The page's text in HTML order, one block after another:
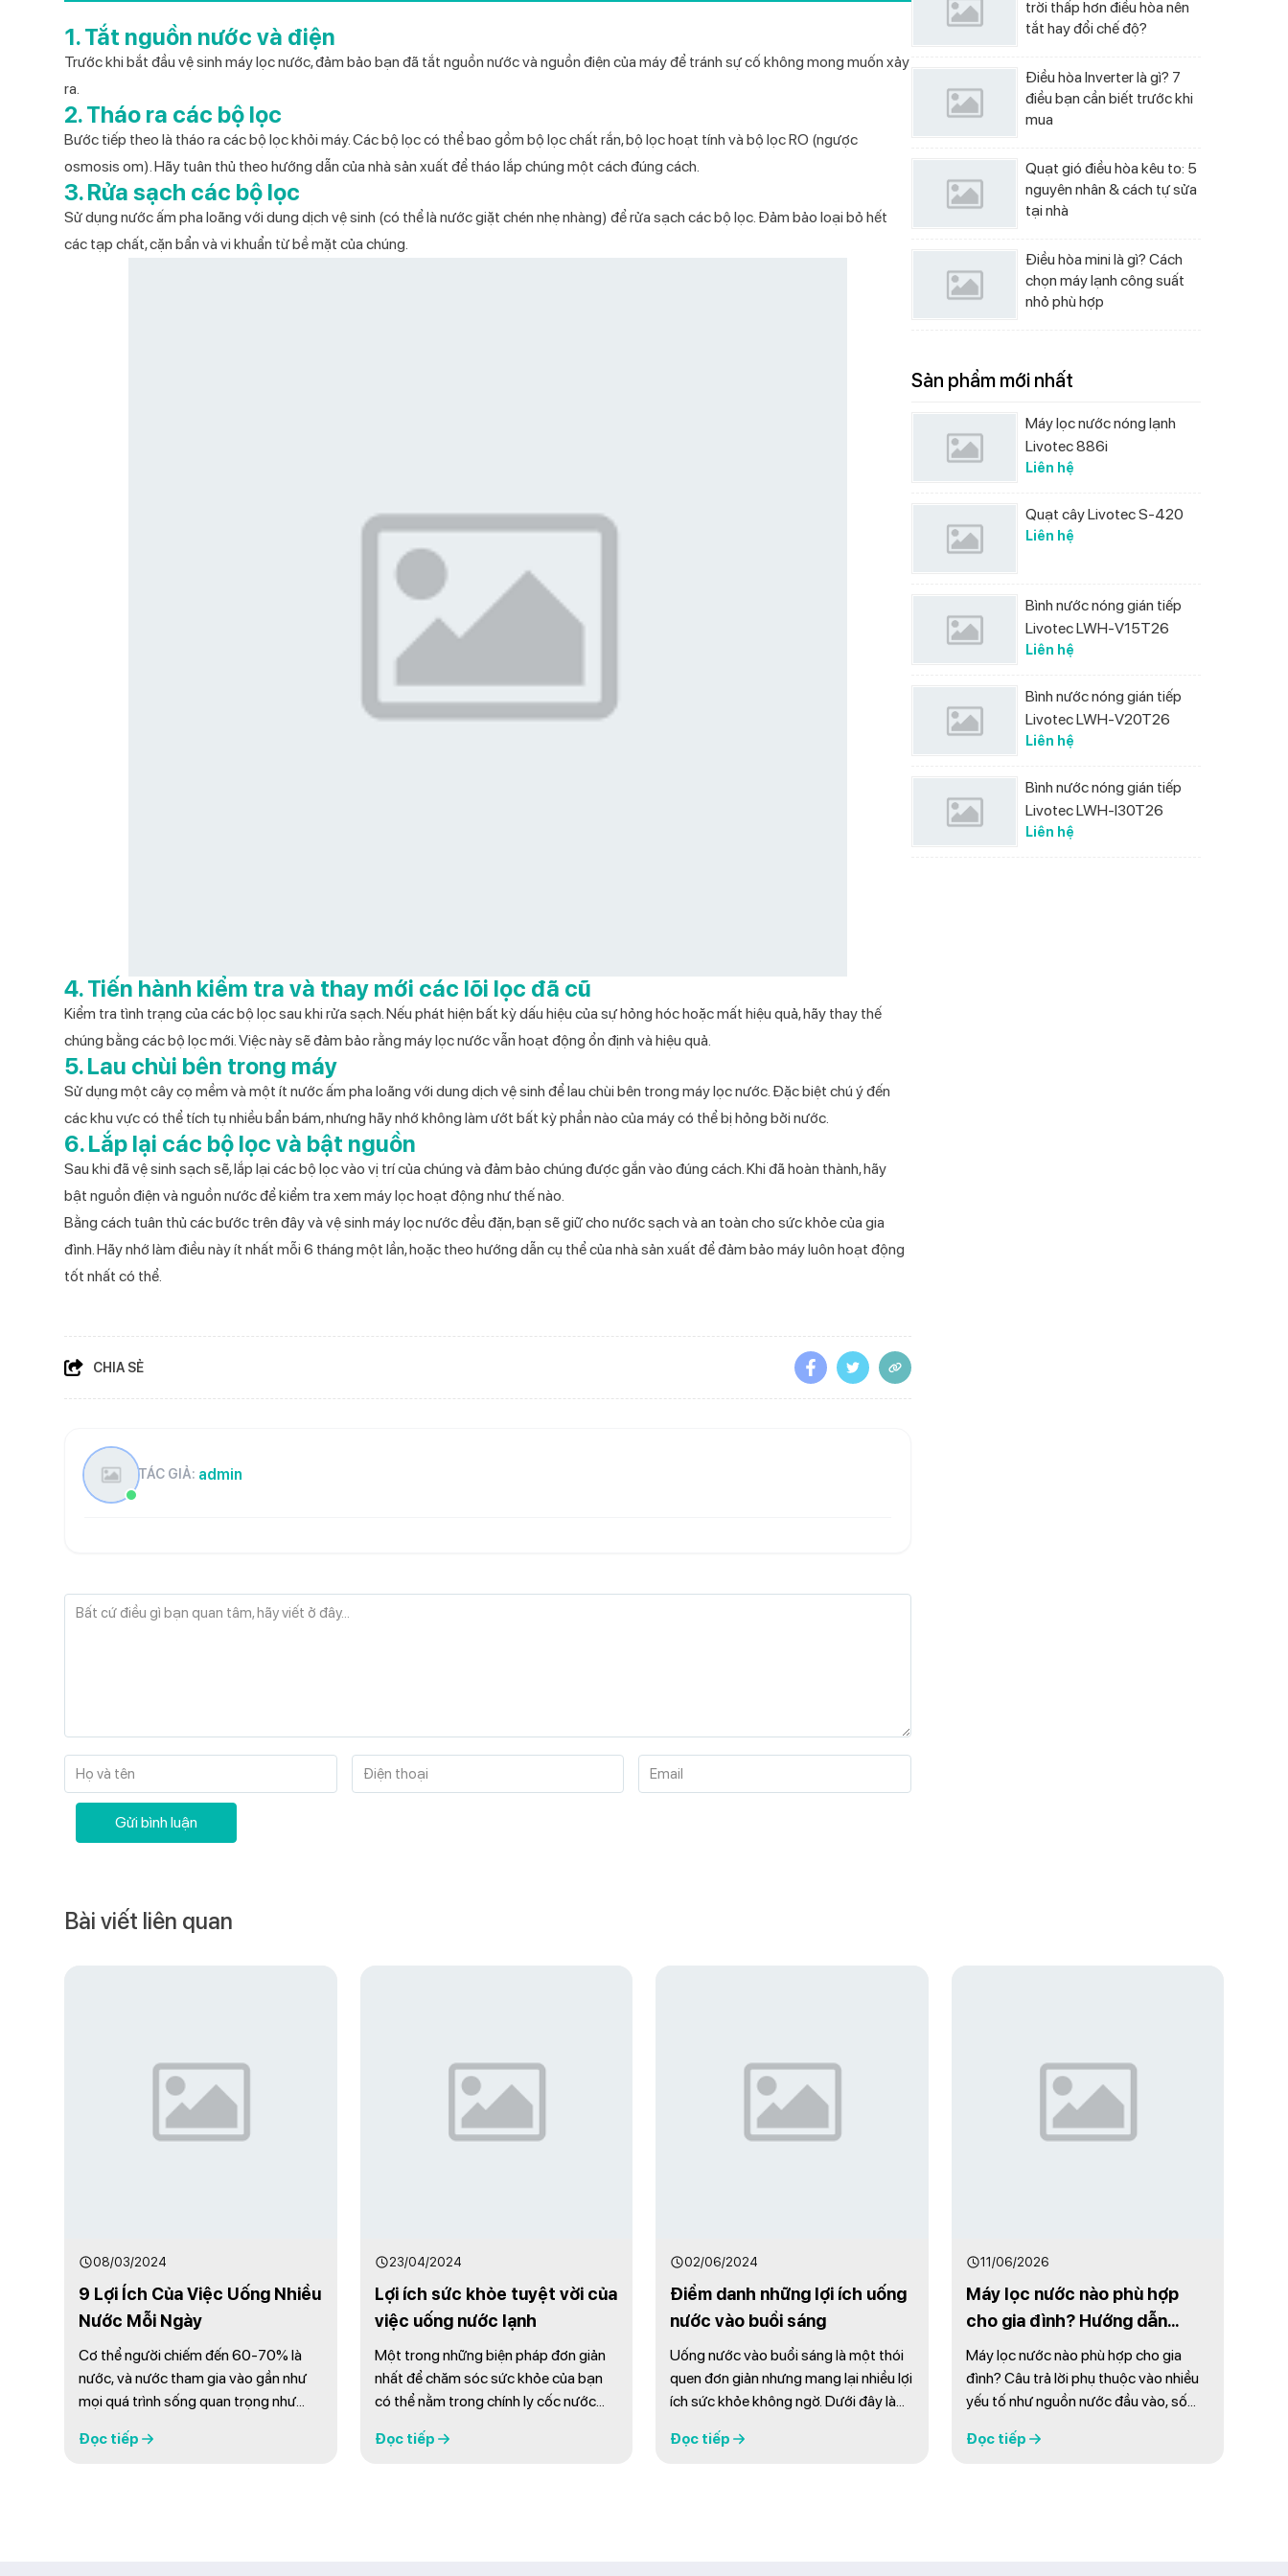
Catalog Bếp từ đơn 2026
Catalog Bộ nồi cao cấp Kochmax
Catalog Máy ép chậm 2026
Catalog Máy xay sinh tố 2026
Catalog Quạt cây 2026
Catalog Quạt treo tường 2026
Catalog Quạt điều hòa 2026
1. Tắt nguồn nước và điện
Trước khi bắt đầu vệ sinh máy lọc nước, đảm bảo bạn đã tắt nguồn nước và nguồn điện của máy để tránh sự cố không mong muốn xảy
ra.
2. Tháo ra các bộ lọc
Bước tiếp theo là tháo ra các bộ lọc khỏi máy. Các bộ lọc có thể bao gồm bộ lọc chất rắn, bộ lọc hoạt tính và bộ lọc RO (ngược
osmosis om). Hãy tuân thủ theo hướng dẫn của nhà sản xuất để tháo lắp chúng một cách đúng cách.
3. Rửa sạch các bộ lọc
Sử dụng nước ấm pha loãng với dung dịch vệ sinh (có thể là nước giặt chén nhẹ nhàng) để rửa sạch các bộ lọc. Đảm bảo loại bỏ hết
các tạp chất, cặn bẩn và vi khuẩn từ bề mặt của chúng.
4. Tiến hành kiểm tra và thay mới các lõi lọc đã cũ
Kiểm tra tình trạng của các bộ lọc sau khi rửa sạch. Nếu phát hiện bất kỳ dấu hiệu của sự hỏng hóc hoặc mất hiệu quả, hãy thay thế
chúng bằng các bộ lọc mới. Việc này sẽ đảm bảo rằng máy lọc nước vẫn hoạt động ổn định và hiệu quả.
5. Lau chùi bên trong máy
Sử dụng một cây cọ mềm và một ít nước ấm pha loãng với dung dịch vệ sinh để lau chùi bên trong máy lọc nước. Đặc biệt chú ý đến
các khu vực có thể tích tụ nhiều bẩn bám, nhưng hãy nhớ không làm ướt bất kỳ phần nào của máy có thể bị hỏng bởi nước.
6. Lắp lại các bộ lọc và bật nguồn
Sau khi đã vệ sinh sạch sẽ, lắp lại các bộ lọc vào vị trí của chúng và đảm bảo chúng được gắn vào đúng cách. Khi đã hoàn thành, hãy
bật nguồn điện và nguồn nước để kiểm tra xem máy lọc hoạt động như thế nào.
Bằng cách tuân thủ các bước trên đây và vệ sinh máy lọc nước đều đặn, bạn sẽ giữ cho nước sạch và an toàn cho sức khỏe của gia
đình. Hãy nhớ làm điều này ít nhất mỗi 6 tháng một lần, hoặc theo hướng dẫn cụ thể của nhà sản xuất để đảm bảo máy luôn hoạt động
tốt nhất có thể.
CHIA SẺ
TÁC GIẢ: admin
Bất cứ điều gì bạn quan tâm, hãy viết ở đây...
Họ và tên Điện thoại Email
Gửi bình luận
trời thấp hơn điều hòa nên
tắt hay đổi chế độ?
Điều hòa Inverter là gì? 7
điều bạn cần biết trước khi
mua
Quạt gió điều hòa kêu to: 5
nguyên nhân & cách tự sửa
tại nhà
Điều hòa mini là gì? Cách
chọn máy lạnh công suất
nhỏ phù hợp
Sản phẩm mới nhất
Máy lọc nước nóng lạnh
Livotec 886i
Liên hệ
Quạt cây Livotec S-420
Liên hệ
Bình nước nóng gián tiếp
Livotec LWH-V15T26
Liên hệ
Bình nước nóng gián tiếp
Livotec LWH-V20T26
Liên hệ
Bình nước nóng gián tiếp
Livotec LWH-I30T26
Liên hệ
Bài viết liên quan
08/03/2024
9 Lợi Ích Của Việc Uống Nhiều
Nước Mỗi Ngày
Cơ thể người chiếm đến 60-70% là
nước, và nước tham gia vào gần như
mọi quá trình sống quan trọng như
nhiệt. Khi thiếu nước, cơ thể dễ rơi vào
Đọc tiếp
23/04/2024
Lợi ích sức khỏe tuyệt vời của
việc uống nước lạnh
Một trong những biện pháp đơn giản
nhất để chăm sóc sức khỏe của bạn
có thể nằm trong chính ly cốc nước
uống nước lạnh có thể mang lại nhiều
Đọc tiếp
02/06/2024
Điểm danh những lợi ích uống
nước vào buổi sáng
Uống nước vào buổi sáng là một thói
quen đơn giản nhưng mang lại nhiều lợi
ích sức khỏe không ngờ. Dưới đây là
vào buổi sáng mà bạn nên biết: 1.
Đọc tiếp
11/06/2026
Máy lọc nước nào phù hợp
cho gia đình? Hướng dẫn
chọn A-Z
Máy lọc nước nào phù hợp cho gia
đình? Câu trả lời phụ thuộc vào nhiều
yếu tố như nguồn nước đầu vào, số
ngân sách đầu tư. Một chiếc máy lọc
Đọc tiếp